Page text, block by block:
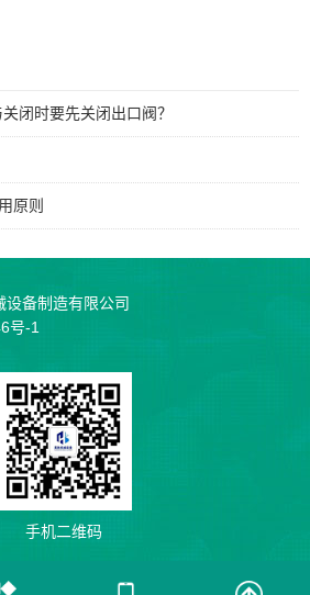
闭时要先关闭出口阀？
原则
设备制造有限公司
号-1
手机二维码